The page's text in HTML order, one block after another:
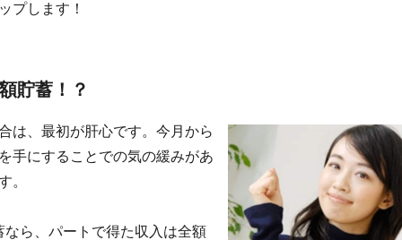
プします！
貯蓄！？
は、最初が肝心です。今月から
手にすることでの気の緩みがあ
。
ら、パートで得た収入は全額